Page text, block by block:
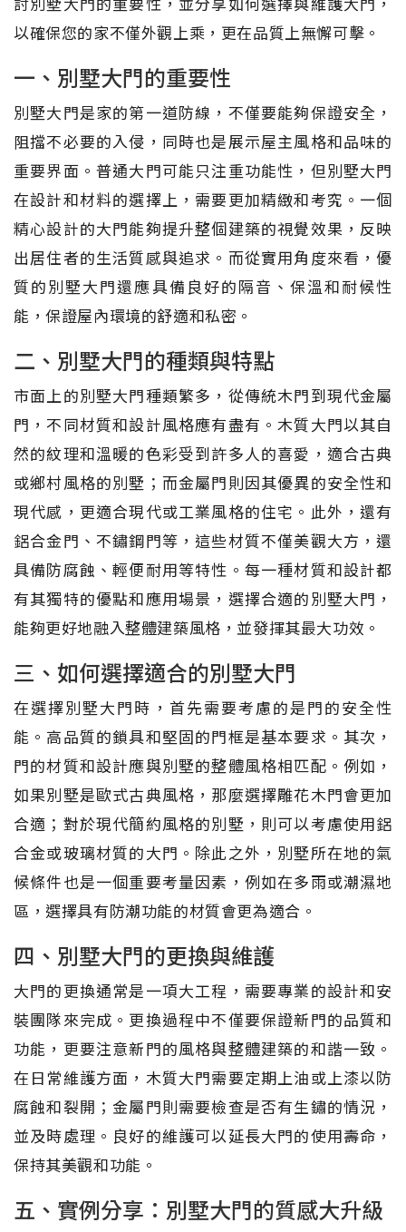
以確保您的家不僅外觀上乘，更在品質上無懈可擊。
一、別墅大門的重要性
別墅大門是家的第一道防線，不僅要能夠保證安全，
阻擋不必要的入侵，同時也是展示屋主風格和品味的
重要界面。普通大門可能只注重功能性，但別墅大門
在設計和材料的選擇上，需要更加精緻和考究。一個
精心設計的大門能夠提升整個建築的視覺效果，反映
出居住者的生活質感與追求。而從實用角度來看，優
質的別墅大門還應具備良好的隔音、保溫和耐候性
能，保證屋內環境的舒適和私密。
二、別墅大門的種類與特點
市面上的別墅大門種類繁多，從傳統木門到現代金屬
門，不同材質和設計風格應有盡有。木質大門以其自
然的紋理和溫暖的色彩受到許多人的喜愛，適合古典
或鄉村風格的別墅；而金屬門則因其優異的安全性和
現代感，更適合現代或工業風格的住宅。此外，還有
鋁合金門、不鏽鋼門等，這些材質不僅美觀大方，還
具備防腐蝕、輕便耐用等特性。每一種材質和設計都
有其獨特的優點和應用場景，選擇合適的別墅大門，
能夠更好地融入整體建築風格，並發揮其最大功效。
三、如何選擇適合的別墅大門
在選擇別墅大門時，首先需要考慮的是門的安全性
能。高品質的鎖具和堅固的門框是基本要求。其次，
門的材質和設計應與別墅的整體風格相匹配。例如，
如果別墅是歐式古典風格，那麼選擇雕花木門會更加
合適；對於現代簡約風格的別墅，則可以考慮使用鋁
合金或玻璃材質的大門。除此之外，別墅所在地的氣
候條件也是一個重要考量因素，例如在多雨或潮濕地
區，選擇具有防潮功能的材質會更為適合。
四、別墅大門的更換與維護
大門的更換通常是一項大工程，需要專業的設計和安
裝團隊來完成。更換過程中不僅要保證新門的品質和
功能，更要注意新門的風格與整體建築的和諧一致。
在日常維護方面，木質大門需要定期上油或上漆以防
腐蝕和裂開；金屬門則需要檢查是否有生鏽的情況，
並及時處理。良好的維護可以延長大門的使用壽命，
保持其美觀和功能。
五、實例分享：別墅大門的質感大升級